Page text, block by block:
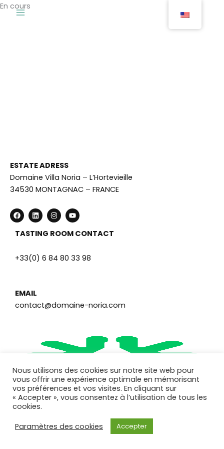
Skip
En cours
ESTATE ADRESS
Domaine Villa Noria – L’Hortevieille
34530 MONTAGNAC – FRANCE
F
a
c
e
b
o
k
L
i
n
k
e
i
n
I
n
s
t
a
a
Y
o
u
t
u
e
TASTING ROOM CONTACT
+33(0) 6 84 80 33 98
EMAIL
contact@domaine-noria.com
© 2025 – Villa Noria |Legal notice
Nous utilisons des cookies sur notre site web pour
vous offrir une expérience optimale en mémorisant
vos préférences et vos visites. En cliquant sur
« Accepter », vous consentez à l’utilisation de tous les
cookies.
Paramètres des cookies
Accepter